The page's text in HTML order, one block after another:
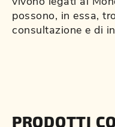
possono, in essa,
consultazione e di
PRODOTTI